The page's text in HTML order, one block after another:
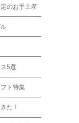
のお手土産
5選
ト特集
た！